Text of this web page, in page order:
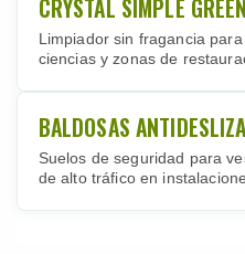
CRYSTAL SIMPLE GREEN
Limpiador sin fragancia
ciencias y zonas de
BALDOSAS
Suelos de seguridad para
de alto tráfico en